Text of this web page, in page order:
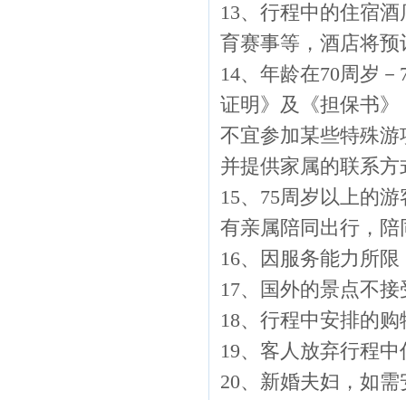
13、行程中的住宿
育赛事等，酒店将
14、年龄在70周岁
证明》及《担保书
不宜参加某些特殊
并提供家属的联系方
15、75周岁以上的
有亲属陪同出行，
16、因服务能力所
17、国外的景点不
18、行程中安排的
19、客人放弃行程
20、新婚夫妇，如